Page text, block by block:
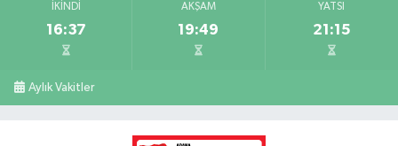
İKINDI
16:37
AKŞAM
19:49
YATSI
21:15
Aylık Vakitler